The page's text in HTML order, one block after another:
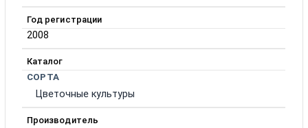
Год регистрации
2008
Каталог
СОРТА
Цветочные культуры
Производитель